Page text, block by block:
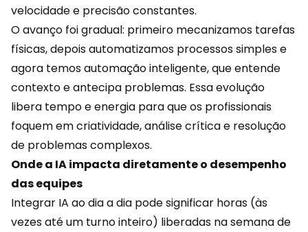
velocidade e precisão constantes.
O avanço foi gradual: primeiro mecanizamos tarefas
físicas, depois automatizamos processos simples e
agora temosautomação inteligente, que entende
contexto e antecipa problemas. Essa evolução
libera tempo e energia para que os profissionais
foquem em criatividade, análise crítica e resolução
de problemas complexos.
Onde a IA impacta diretamente o desempenho
das equipes
Integrar IA ao dia a dia pode significar horas (às
vezes até um turno inteiro) liberadas na semana de